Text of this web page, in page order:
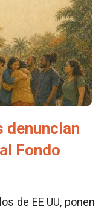
denuncian
Fondo
de EE UU, ponen